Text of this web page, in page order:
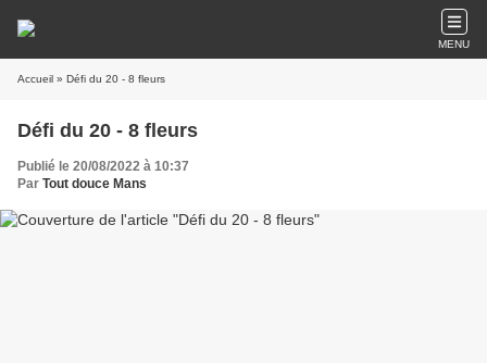
MENU
Accueil » Défi du 20 - 8 fleurs
Défi du 20 - 8 fleurs
Publié le 20/08/2022 à 10:37
Par Tout douce Mans